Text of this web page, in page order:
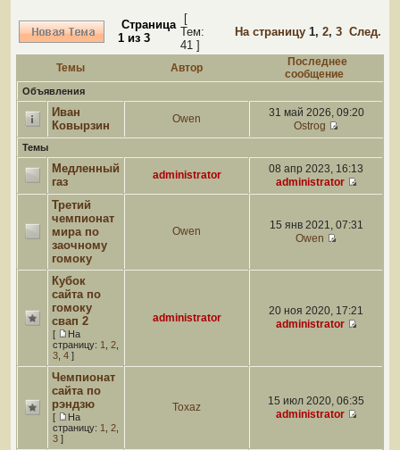
Страница
1 из 3
[
Тем:
41 ]
На страницу 1, 2, 3 След.
Темы Автор
Последнее
сообщение
Объявления
Иван
Ковырзин
Owen
31 май 2026, 09:20
Ostrog
Темы
Медленный
газ
administrator
08 апр 2023, 16:13
administrator
Третий
чемпионат
мира по
заочному
гомоку
Owen
15 янв 2021, 07:31
Owen
Кубок
сайта по
гомоку
свап 2
[
На
страницу: 1 2
3 4 ]
administrator
20 ноя 2020, 17:21
administrator
Чемпионат
сайта по
рэндзю
[
На
страницу: 1 2
3 ]
Toxaz
15 июл 2020, 06:35
administrator